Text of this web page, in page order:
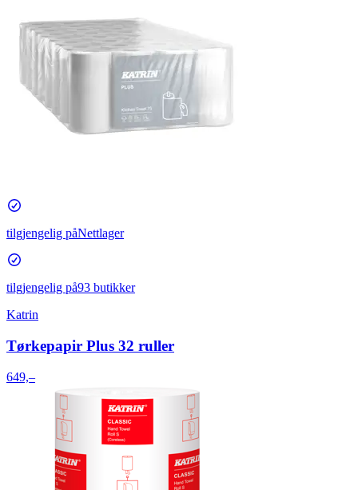
tilgjengelig påNettlager
tilgjengelig på93 butikker
Katrin
Tørkepapir Plus 32 ruller
649,–